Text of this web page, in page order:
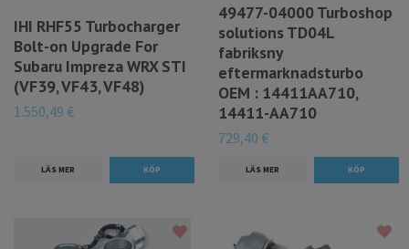
IHI RHF55 Turbocharger
Bolt-on Upgrade For
Subaru Impreza WRX STI
(VF39, VF43, VF48)
1.550,49 €
LÄS MER
49477-04000 Turboshop
solutions TD04L
fabriksny
eftermarknadsturbo
OEM : 14411AA710,
14411-AA710
729,40 €
LÄS MER